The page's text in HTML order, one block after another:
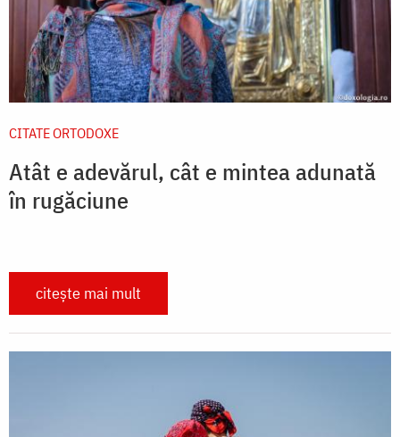
CITATE ORTODOXE
Atât e adevărul, cât e mintea adunată
în rugăciune
citește mai mult